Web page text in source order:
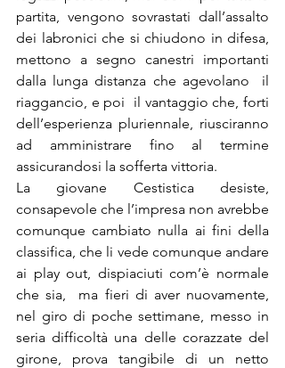
partita, vengono sovrastati dall’assalto
dei labronici che si chiudono in difesa,
mettono a segno canestri importanti
dalla lunga distanza che agevolano  il
riaggancio, e poi  il vantaggio che, forti
dell’esperienza pluriennale, riusciranno
ad amministrare fino al termine
assicurandosi la sofferta vittoria.
La giovane Cestistica desiste,
consapevole che l’impresa non avrebbe
comunque cambiato nulla ai fini della
classifica, che li vede comunque andare
ai play out, dispiaciuti com’è normale
che sia,  ma fieri di aver nuovamente,
nel giro di poche settimane, messo in
seria difficoltà una delle corazzate del
girone, prova tangibile di un netto